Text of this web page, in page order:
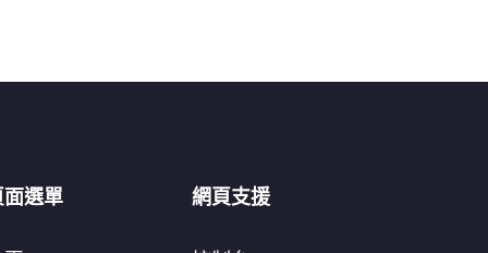
面選單 網頁支援